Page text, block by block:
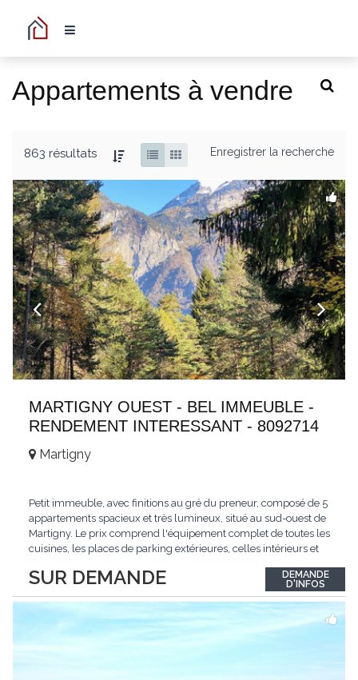
Appartements à vendre
863 résultats Enregistrer la recherche
MARTIGNY OUEST - BEL IMMEUBLE -
RENDEMENT INTERESSANT - 8092714
SUR DEMANDE
Martigny
Petit immeuble, avec finitions au gré du preneur, composé de 5
appartements spacieux et très lumineux, situé au sud-ouest de
Martigny. Le prix comprend l'équipement complet de toutes les
cuisines, les places de parking extérieures, celles intérieurs et
opportunité exclusive avec un rendement intéressant. Plus
d'informations...
DEMANDE
D'INFOS